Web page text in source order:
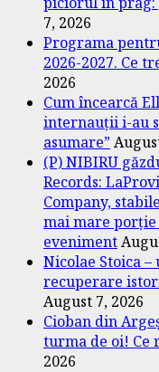
7, 2026
Programa
2026-2027. Ce
2026
Cum încearcă
internauții i-au
asumare”
(P) NIBIRU
Records:
Company,
mai mare
eveniment
Nicolae Stoica
recuperare
August 7, 2026
Cioban din
turma de oi! Ce
2026